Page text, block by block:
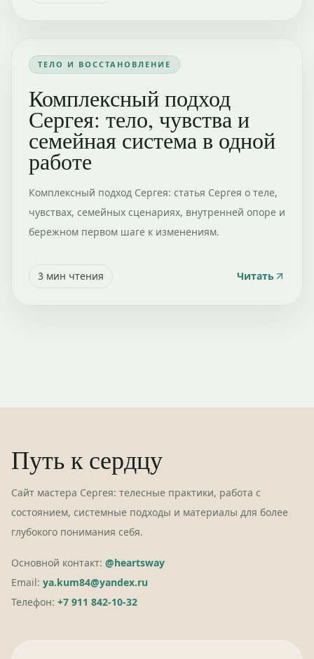
ТЕЛО И ВОССТАНОВЛЕНИЕ
Комплексный подход
Сергея: тело, чувства и
семейная система в одной
работе
Комплексный подход Сергея: статья Сергея о теле,
чувствах, семейных сценариях, внутренней опоре и
бережном первом шаге к изменениям.
3 мин чтения Читать
Путь к сердцу
Сайт мастера Сергея: телесные практики, работа с
состоянием, системные подходы и материалы для более
глубокого понимания себя.
Основной контакт: @heartsway
Email: ya.kum84@yandex.ru
Телефон: +7 911 842-10-32